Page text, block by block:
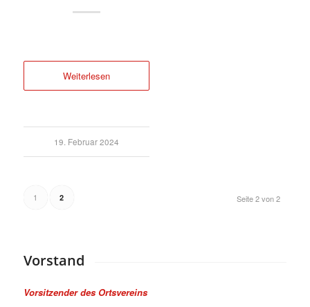
Weiterlesen
19. Februar 2024
Seite 2 von 2
1 2
Vorstand
Vorsitzender des Ortsvereins